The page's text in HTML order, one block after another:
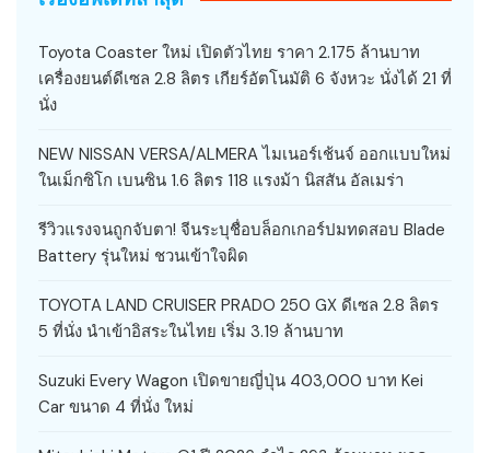
Toyota Coaster ใหม่ เปิดตัวไทย ราคา 2.175 ล้านบาท
เครื่องยนต์ดีเซล 2.8 ลิตร เกียร์อัตโนมัติ 6 จังหวะ นั่งได้ 21 ที่
นั่ง
NEW NISSAN VERSA/ALMERA ไมเนอร์เช้นจ์ ออกแบบใหม่
ในเม็กซิโก เบนซิน 1.6 ลิตร 118 แรงม้า นิสสัน อัลเมร่า
รีวิวแรงจนถูกจับตา! จีนระบุชื่อบล็อกเกอร์ปมทดสอบ Blade
Battery รุ่นใหม่ ชวนเข้าใจผิด
TOYOTA LAND CRUISER PRADO 250 GX ดีเซล 2.8 ลิตร
5 ที่นั่ง นำเข้าอิสระในไทย เริ่ม 3.19 ล้านบาท
Suzuki Every Wagon เปิดขายญี่ปุ่น 403,000 บาท Kei
Car ขนาด 4 ที่นั่ง ใหม่